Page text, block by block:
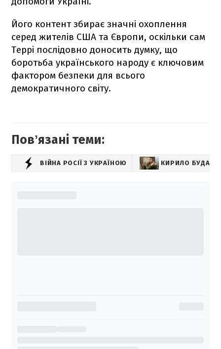
Його контент збирає значні охоплення
серед жителів США та Європи, оскільки сам
Террі послідовно доносить думку, що
боротьба українського народу є ключовим
фактором безпеки для всього
демократичного світу.
Повʼязані теми:
ВІЙНА РОСІЇ З УКРАЇНОЮ КИРИЛО